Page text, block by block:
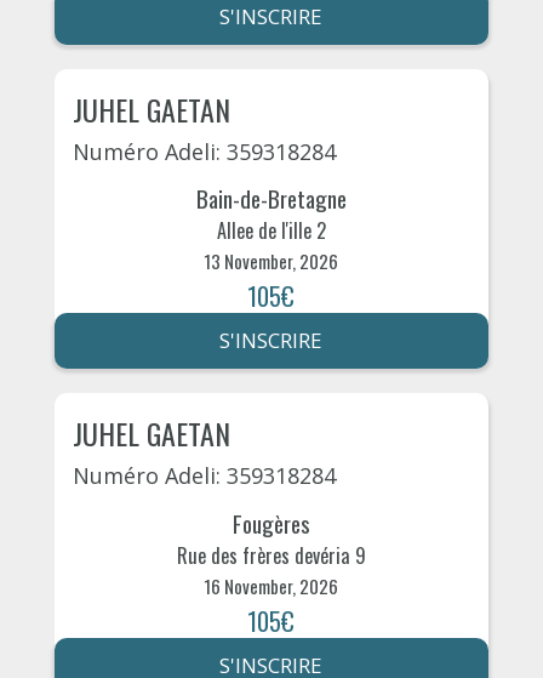
S'INSCRIRE
JUHEL GAETAN
Numéro Adeli: 359318284
Bain-de-Bretagne
Allee de l'ille 2
13 November, 2026
105€
S'INSCRIRE
JUHEL GAETAN
Numéro Adeli: 359318284
Fougères
Rue des frères devéria 9
16 November, 2026
105€
S'INSCRIRE